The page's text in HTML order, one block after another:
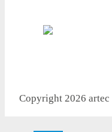
Copyright 2026 artec